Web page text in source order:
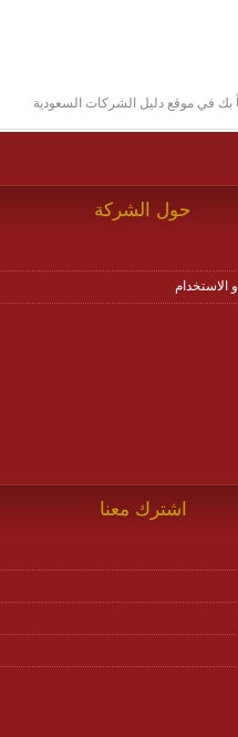
http://www.plutosms.com/
بك في موقع دليل الشركات السعودية
حول الشركة
اشترك معنا